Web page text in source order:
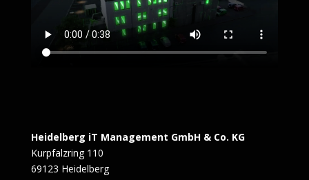
Heidelberg iT Management GmbH & Co. KG
Kurpfalzring 110
69123 Heidelberg